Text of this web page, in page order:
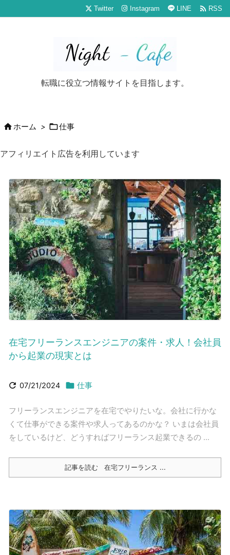
Twitter Instagram LINE  RSS
転職に役立つ情報サイトを目指します。
ホーム > 仕事
アフィリエイト広告を利用しています
在宅フリーランスエンジニアの案件・求人！会社員
から起業の現実とは
 07/21/2024  仕事
フリーランスエンジニアを在宅でやりたいな。会社に行かな
くて仕事ができる案件や求人ってあるのかな？ いまは会社員
をしているけど、どうすればフリーランス起業できるの ...
記事を読む 在宅フリーランス ...